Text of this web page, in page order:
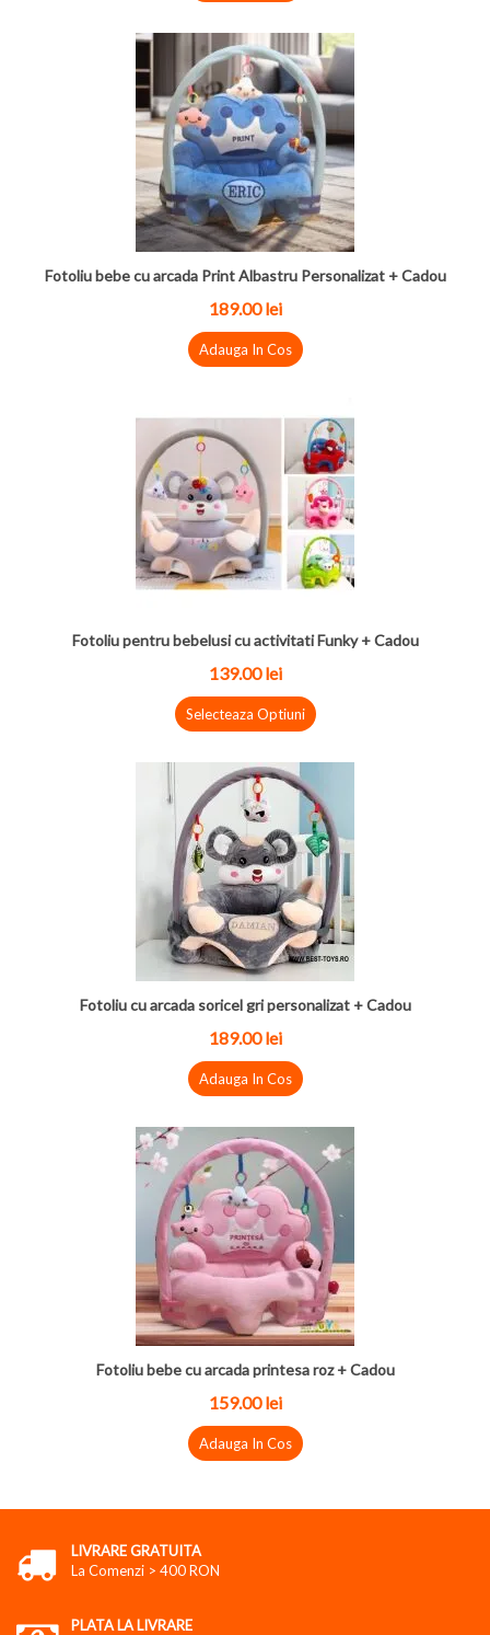
Fotoliu bebe cu arcada Print Albastru Personalizat + Cadou
189.00lei
Adauga In Cos
Fotoliu pentru bebelusi cu activitati Funky + Cadou
139.00lei
Selecteaza Optiuni
Fotoliu cu arcada soricel gri personalizat + Cadou
189.00lei
Adauga In Cos
Fotoliu bebe cu arcada printesa roz + Cadou
159.00lei
Adauga In Cos
LIVRARE GRATUITA
La Comenzi > 400 RON
PLATA LA LIVRARE